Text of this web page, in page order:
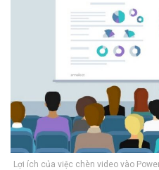
Lợi ích của việc chèn video vào